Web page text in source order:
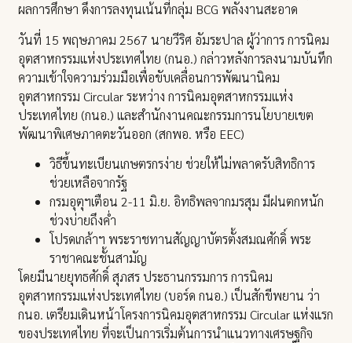
ผลการศึกษา ดึงการลงทุนเน้นที่กลุ่ม BCG พลังงานสะอาด
วันที่ 15 พฤษภาคม 2567 นายวีริศ อัมระปาล ผู้ว่าการ การนิคม
อุตสาหกรรมแห่งประเทศไทย (กนอ.) กล่าวหลังการลงนามบันทึก
ความเข้าใจความร่วมมือเพื่อขับเคลื่อนการพัฒนานิคม
อุตสาหกรรม Circular ระหว่าง การนิคมอุตสาหกรรมแห่ง
ประเทศไทย (กนอ.) และสำนักงานคณะกรรมการนโยบายเขต
พัฒนาพิเศษภาคตะวันออก (สกพอ. หรือ EEC)
วิธีขึ้นทะเบียนเกษตรกรง่าย ช่วยให้ไม่พลาดรับสิทธิการ
ช่วยเหลือจากรัฐ
กรมอุตุฯเตือน 2-11 มิ.ย. อิทธิพลจากมรสุม มีฝนตกหนัก
ช่วงบ่ายถึงค่ำ
โปรดเกล้าฯ พระราชทานสัญญาบัตรตั้งสมณศักดิ์ พระ
ราชาคณะชั้นสามัญ
โดยมีนายยุทธศักดิ์ สุภสร ประธานกรรมการ การนิคม
อุตสาหกรรมแห่งประเทศไทย (บอร์ด กนอ.) เป็นสักขีพยาน ว่า
กนอ. เตรียมเดินหน้าโครงการนิคมอุตสาหกรรม Circular แห่งแรก
ของประเทศไทย ที่จะเป็นการเริ่มต้นการนำแนวทางเศรษฐกิจ